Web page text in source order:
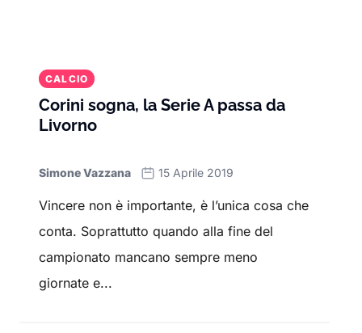
CALCIO
Corini sogna, la Serie A passa da
Livorno
Simone Vazzana 15 Aprile 2019
Vincere non è importante, è l’unica cosa che
conta. Soprattutto quando alla fine del
campionato mancano sempre meno
giornate e...